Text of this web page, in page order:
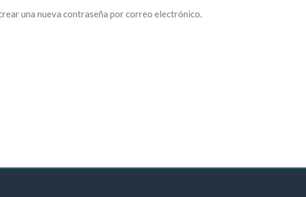
una nueva contraseña por correo electrónico.